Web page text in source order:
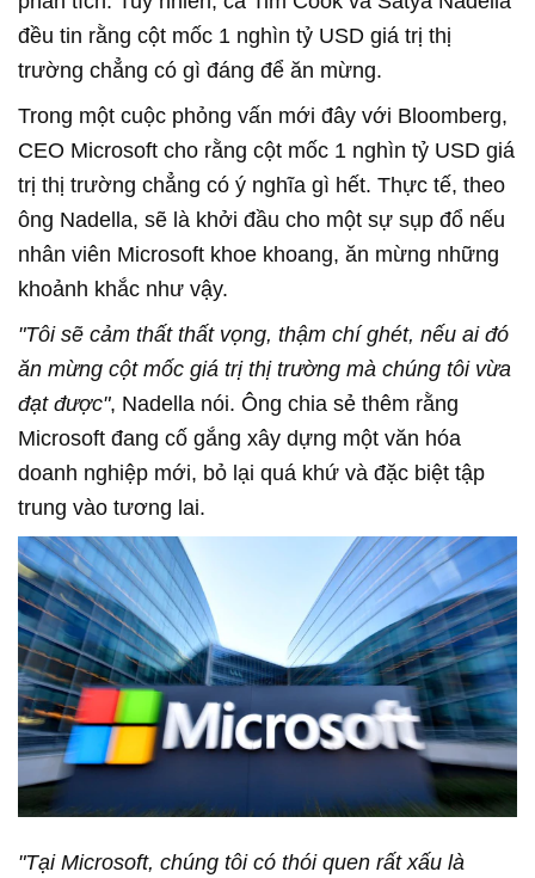
đều tin rằng cột mốc 1 nghìn tỷ USD giá trị thị
trường chẳng có gì đáng để ăn mừng.
Trong một cuộc phỏng vấn mới đây với Bloomberg,
CEO Microsoft cho rằng cột mốc 1 nghìn tỷ USD giá
trị thị trường chẳng có ý nghĩa gì hết. Thực tế, theo
ông Nadella, sẽ là khởi đầu cho một sự sụp đổ nếu
nhân viên Microsoft khoe khoang, ăn mừng những
khoảnh khắc như vậy.
"Tôi sẽ cảm thất thất vọng, thậm chí ghét, nếu ai đó
ăn mừng cột mốc giá trị thị trường mà chúng tôi vừa
đạt được", Nadella nói. Ông chia sẻ thêm rằng
Microsoft đang cố gắng xây dựng một văn hóa
doanh nghiệp mới, bỏ lại quá khứ và đặc biệt tập
trung vào tương lai.
"Tại Microsoft, chúng tôi có thói quen rất xấu là